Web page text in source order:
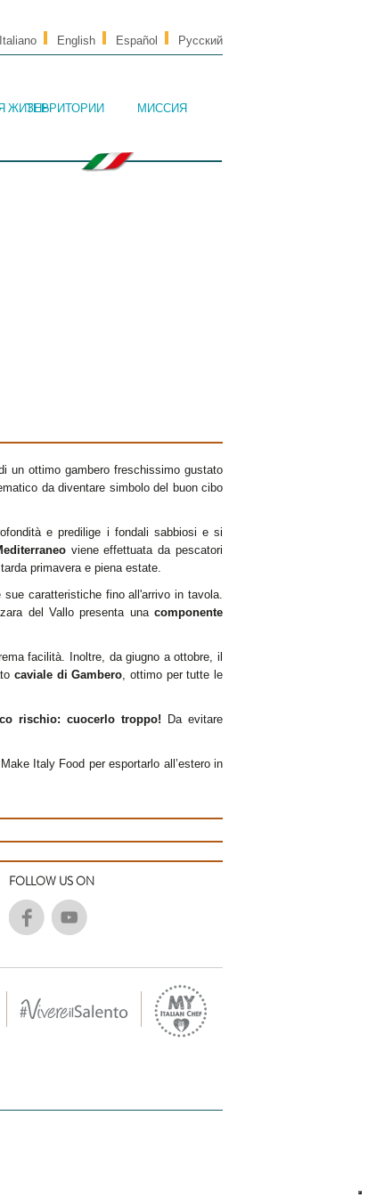
Italiano English Español Русский
ЖИЗНЬ
ТЕРРИТОРИИ МИССИЯ
un ottimo gambero freschissimo gustato
da diventare simbolo del buon cibo
e predilige i fondali sabbiosi e si
viene effettuata da pescatori
primavera e piena estate.
caratteristiche fino all'arrivo in tavola.
del Vallo presenta una componente
facilità. Inoltre, da giugno a ottobre, il
caviale di Gambero, ottimo per tutte le
rischio: cuocerlo troppo! Da evitare
Italy Food per esportarlo all’estero in
FOLLOW US ON